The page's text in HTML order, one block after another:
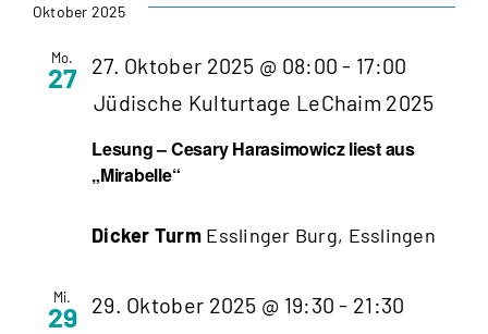
Oktober 2025
Mo.
27
Lesung – Cesary Harasimowicz liest aus
„Mirabelle“
27. Oktober 2025 @ 08:00 - 17:00
Jüdische Kulturtage LeChaim 2025
Dicker Turm Esslinger Burg, Esslingen
Mi.
29 29. Oktober 2025 @ 19:30 - 21:30